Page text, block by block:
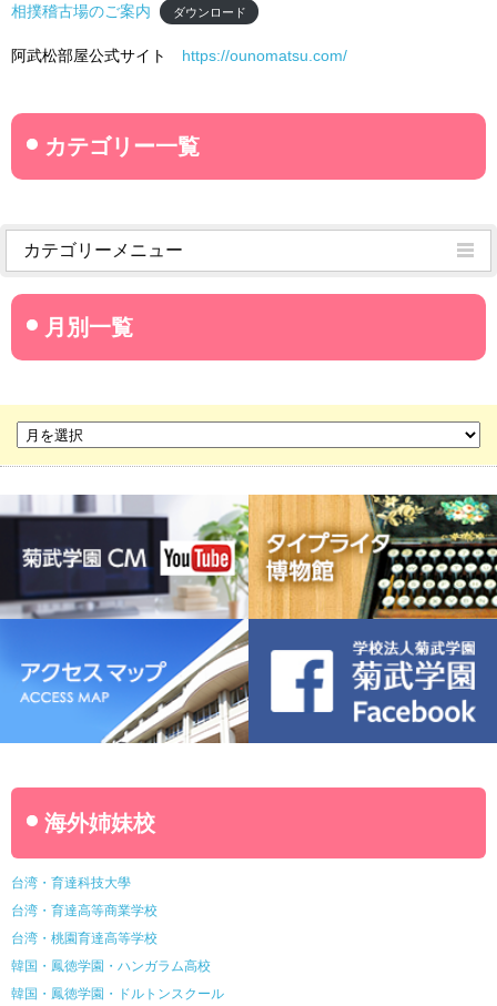
相撲稽古場のご案内 ダウンロード
阿武松部屋公式サイト https://ounomatsu.com/
カテゴリーメニュー
菊武学園からのお知らせ
名古屋産業大学
菊華高等学校
菊武ビジネス専門学校
名古屋ウェディング＆フラワー・ビューティ学院
菊武幼稚園
稲葉保育園
海外姉妹校
台湾・育達科技大學
台湾・育達高等商業学校
台湾・桃園育達高等学校
韓国・鳳徳学園・ハンガラム高校
韓国・鳳徳学園・ドルトンスクール